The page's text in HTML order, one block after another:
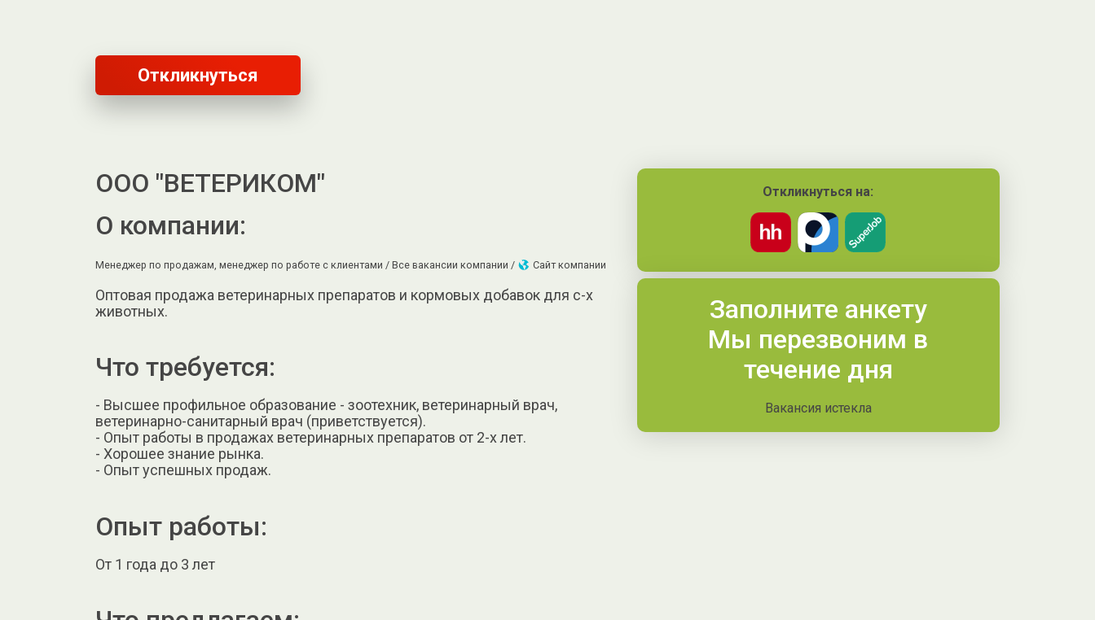
Откликнуться
ООО "ВЕТЕРИКОМ"
О компании:
Менеджер по продажам, менеджер по работе с клиентами / Все вакансии компании / Сайт компании
Оптовая продажа ветеринарных препаратов и кормовых добавок для с-х
животных.
Что требуется:
- Высшее профильное образование - зоотехник, ветеринарный врач,
ветеринарно-санитарный врач (приветствуется).
- Опыт работы в продажах ветеринарных препаратов от 2-х лет.
- Хорошее знание рынка.
- Опыт успешных продаж.
Опыт работы:
От 1 года до 3 лет
Откликнуться на:
Заполните анкету
Мы перезвоним в
течение дня
Вакансия истекла